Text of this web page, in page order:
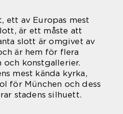
ett av Europas mest
är ett måste att
slott är omgivet av
är hem för flera
och konstgallerier.
mest kända kyrka,
för München och dess
stadens silhuett.